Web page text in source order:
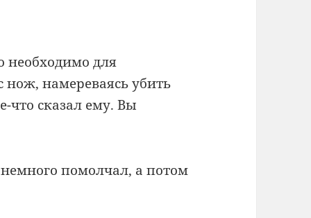
необходимо для
намереваясь убить
что сказал ему. Вы
помолчал, а потом